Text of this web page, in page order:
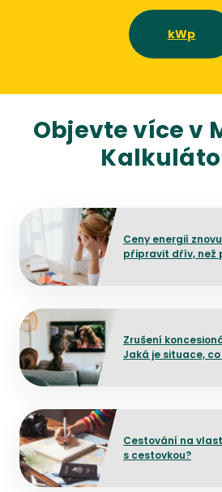
kWp
Objevte více v
Ceny energií
připravit dřív, než
Přejít na detail článku
Zrušení
Jaká je situace,
Přejít na detail článku
Cestování na
s cestovkou?
Přejít na detail článku